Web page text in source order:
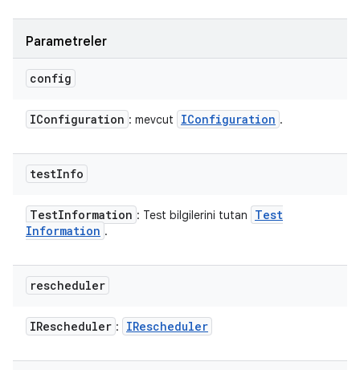
Parametreler
config
IConfiguration : mevcut IConfiguration .
testInfo
TestInformation : Test bilgilerini tutan
Test
Information .
rescheduler
IRescheduler : IRescheduler